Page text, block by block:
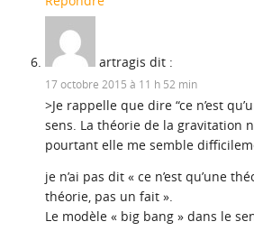
artragis dit :
17 octobre 2015 à 11 h 52 min
>Je rappelle que dire “ce n’est
sens. La théorie de la gravitation
pourtant elle me semble
je n’ai pas dit « ce n’est qu’une
théorie, pas un fait ».
Le modèle « big bang » dans le